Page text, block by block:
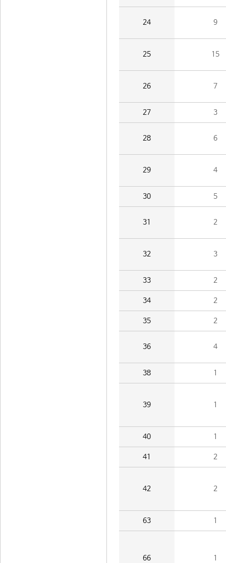
24 9
25 15
26 7
27 3
28 6
29 4
30 5
31 2
32 3
33 2
34 2
35 2
36 4
38 1
39 1
40 1
41 2
42 2
63 1
66 1